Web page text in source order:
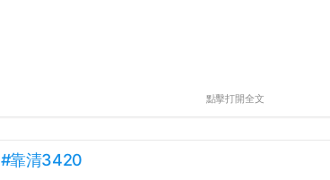
點擊打開全文
#靠清3420